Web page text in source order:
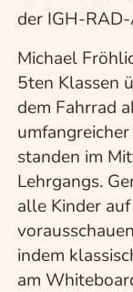
der IGH-
Michael
5ten Klassen
dem Fahrrad
standen im
Lehrgangs.
alle Kinder
indem
am